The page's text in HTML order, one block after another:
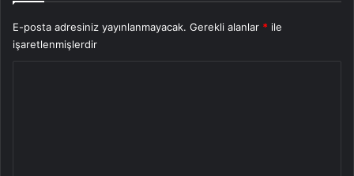
E-posta adresiniz yayınlanmayacak. Gerekli alanlar * ile
işaretlenmişlerdir